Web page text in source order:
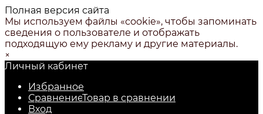
Полная версия сайта
Мы используем файлы «cookie», чтобы запоминать
сведения о пользователе и отображать
подходящую ему рекламу и другие материалы.
×
Личный кабинет
Избранное
СравнениеТовар в сравнении
Вход